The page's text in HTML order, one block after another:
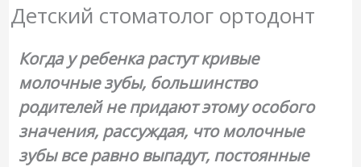
Детский стоматолог ортодонт
Когда у ребенка растут кривые
молочные зубы, большинство
родителей не придают этому особого
значения, рассуждая, что молочные
зубы все равно выпадут, постоянные